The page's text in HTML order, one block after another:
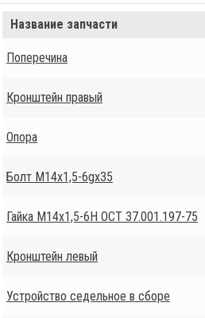
Название запчасти
Поперечина
Кронштейн правый
Опора
Болт М14х1,5-6gх35
Гайка М14х1,5-6Н ОСТ 37.001.197-75
Кронштейн левый
Устройство седельное в сборе